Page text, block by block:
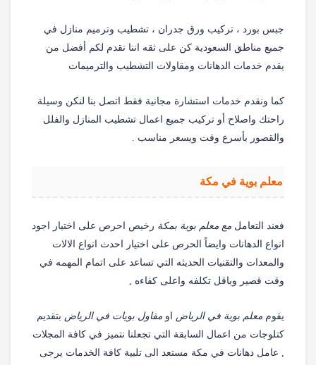
جبس بورد ، تركيب ورق جدران ، تشطيب وترميم منازل في
جميع مناطق السعودية كن على ثقه اننا نقدم لكم أفضل من
يقدم خدمات الدهانات ومقاولات التشطيب والترميمات
كما ونقدم خدمات استشارة مجانية فقط اتصل بنا لنكن وسيلة
راحتك واصلاح أو تركيب جميع اعمال تشطيب المنازل والفلل
والقصور بأسرع وقت ويسعر مناسب .
معلم بوية في مكة
فعند التعامل مع معلم بوية بمكة رخيص احرص على اختيار اجود
انواع الدهانات وايضاً الحرص على اختيار احدث انواع الالات
والمعدات والتقنيات الحديثه التي تساعد على اتمام المهمه في
وقت قصير وباقل تكلفه واعلى كفاءه ,
يقوم معلم بوية في الرياض او مقاول بويات في الرياض بتقديم
كتلوجات من اعمال السابقة التي تجعلنا نتميز في كافة المجلات
, عامل دهانات في مكة مستعد الى تلبية كافة الخدمات يرجى